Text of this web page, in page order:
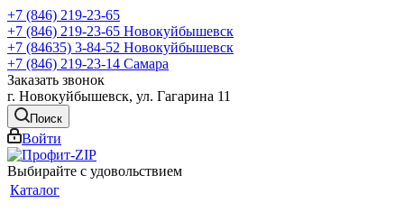
+7 (846) 219-23-65
+7 (846) 219-23-65 Новокуйбышевск
+7 (84635) 3-84-52 Новокуйбышевск
+7 (846) 219-23-14 Самара
Заказать звонок
г. Новокуйбышевск, ул. Гагарина 11
Поиск
Войти
Выбирайте с удовольствием
Каталог